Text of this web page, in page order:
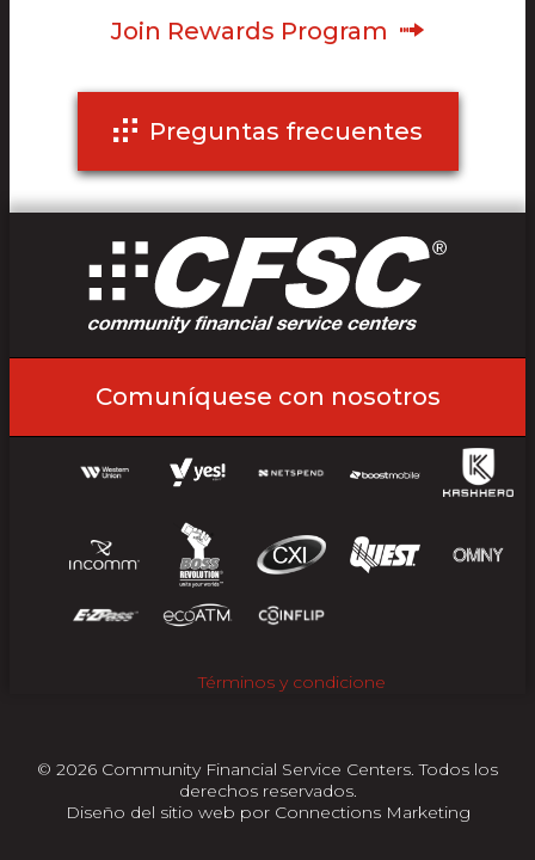
Join Rewards Program
Preguntas frecuentes
Comuníquese con nosotros
Términos y condicione
© 2026 Community Financial Service Centers. Todos los
derechos reservados.
Diseño del sitio web por Connections Marketing